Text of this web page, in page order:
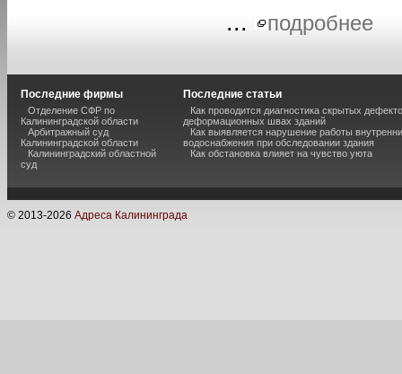
...
подробнее
Последние фирмы
Отделение СФР по
Калининградской области
Арбитражный суд
Калининградской области
Калининградский областной
суд
Последние статьи
Как проводится диагностика скрытых
деформационных швах зданий
Как выявляется нарушение работы
водоснабжения при обследовании здания
Как обстановка влияет на чувство уюта
© 2013-2026 Адреса Калининграда